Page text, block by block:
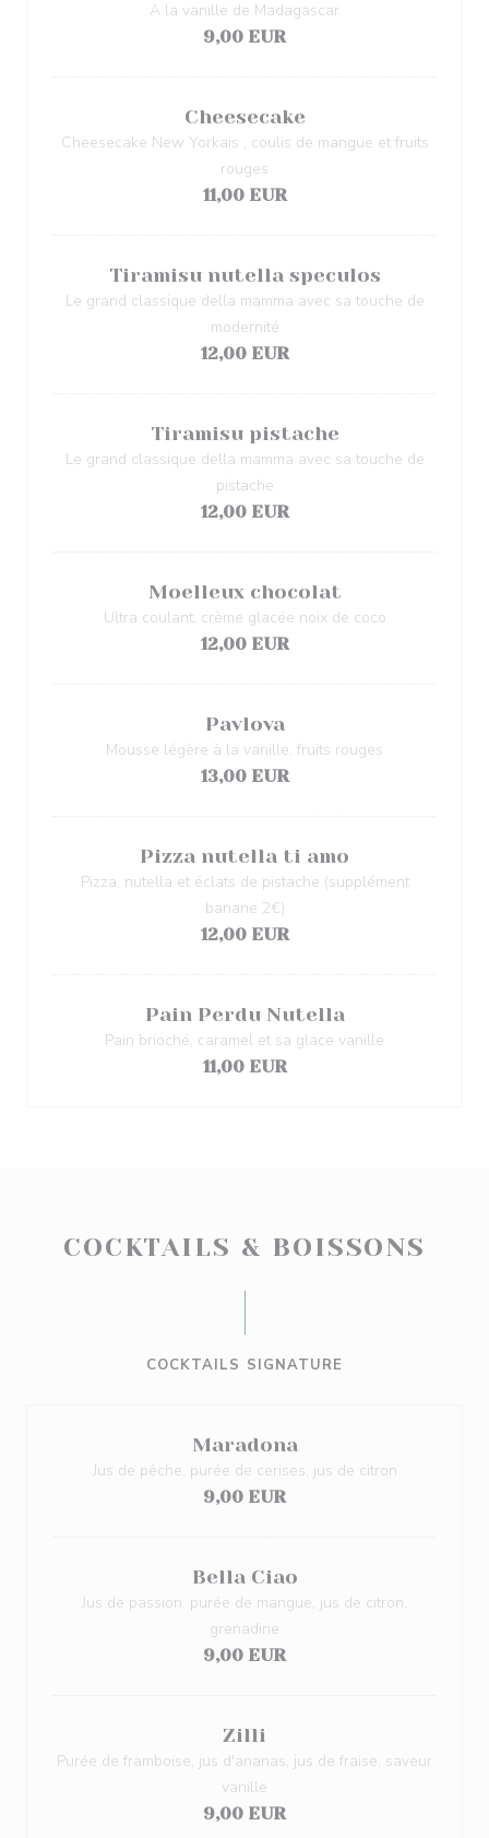
A la vanille de Madagascar
9,00 EUR
Cheesecake
Cheesecake New Yorkais , coulis de mangue et fruits
rouges
11,00 EUR
Tiramisu nutella speculos
Le grand classique della mamma avec sa touche de
modernité
12,00 EUR
Tiramisu pistache
Le grand classique della mamma avec sa touche de
pistache
12,00 EUR
Moelleux chocolat
Ultra coulant, crème glacée noix de coco
12,00 EUR
Pavlova
Mousse légère à la vanille, fruits rouges
13,00 EUR
Pizza nutella ti amo
Pizza, nutella et éclats de pistache (supplément
banane 2€)
12,00 EUR
Pain Perdu Nutella
Pain brioché, caramel et sa glace vanille
11,00 EUR
COCKTAILS & BOISSONS
COCKTAILS SIGNATURE
Maradona
Jus de pêche, purée de cerises, jus de citron
9,00 EUR
Bella Ciao
Jus de passion, purée de mangue, jus de citron,
grenadine
9,00 EUR
Zilli
Purée de framboise, jus d'ananas, jus de fraise, saveur
vanille
9,00 EUR